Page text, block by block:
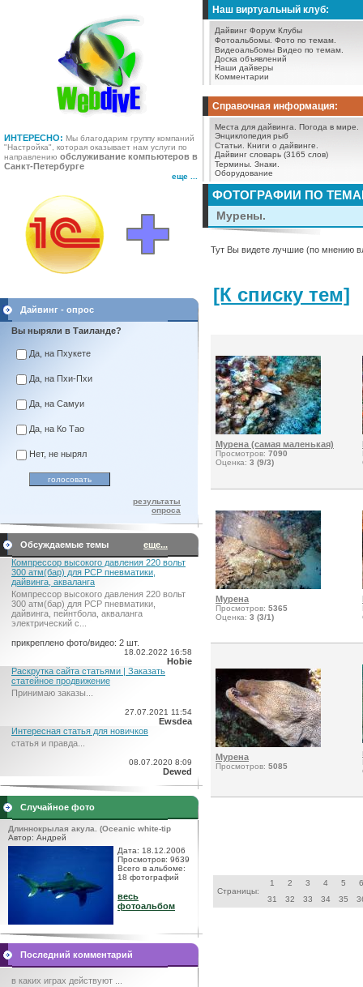
ИНТЕРЕСНО: Мы благодарим группу компаний
"Настройка", которая оказывает нам услуги по
направлению обслуживание компьютеров в
Санкт-Петербурге
еще ...
Наш виртуальный клуб:
Дайвинг Форум Клубы
Фотоальбомы. Фото по темам.
Видеоальбомы Видео по темам.
Доска объявлений
Наши дайверы
Комментарии
Справочная информация:
Места для дайвинга.
Погода в мире.
Энциклопедия рыб
Статьи.
Книги о дайвинге.
Дайвинг словарь (3165 слов)
Термины. Знаки.
Оборудование
Дайвинг - опрос
Вы ныряли в Таиланде?
Да, на Пхукете
Да, на Пхи-Пхи
Да, на Самуи
Да, на Ко Тао
Нет, не нырял
результаты
опроса
Обсуждаемые темы
еще...
Компрессор высокого давления 220 вольт
300 атм(бар) для PCP пневматики,
дайвинга, акваланга
Компрессор высокого давления 220 вольт
300 атм(бар) для PCP пневматики,
дайвинга, пейнтбола, акваланга
электрический c...
прикреплено фото/видео: 2 шт.
18.02.2022 16:58
Hobie
Раскрутка сайта статьями | Заказать
статейное продвижение
Принимаю заказы...
27.07.2021 11:54
Ewsdea
Интересная статья для новичков
статья и правда...
08.07.2020 8:09
Dewed
Случайное фото
Длиннокрылая акула. (Oceanic white-tip
Автор: Андрей
Дата: 18.12.2006
Просмотров: 9639
Всего в альбоме:
18 фотографий
весь
фотоальбом
Последний комментарий
в каких играх действуют ...
ФОТОГРАФИИ ПО
Мурены.
Тут Вы видете лучшие (по мнению
[К списку тем]
Мурена (самая маленькая)
Просмотров: 7090
Оценка: 3 (9/3)
Мурена
Просмотров: 5365
Оценка: 3 (3/1)
Мурена
Просмотров: 5085
Страницы:
1 2 3 4 5
6
31
32 33 34 35